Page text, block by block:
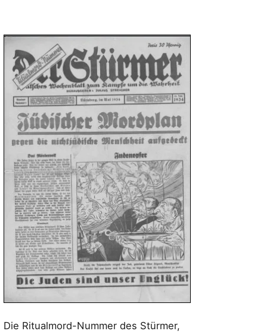
Die Ritualmord-Nummer des Stürmer,